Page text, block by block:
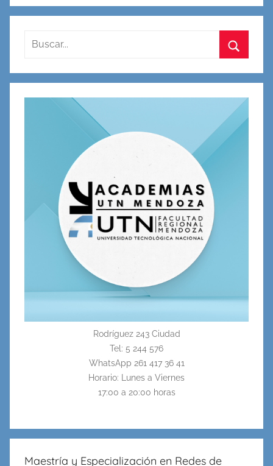
Buscar:
Rodríguez 243 Ciudad
Tel: 5 244 576
WhatsApp 261 417 36 41
Horario: Lunes a Viernes
17:00 a 20:00 horas
Maestría y Especialización en Redes de